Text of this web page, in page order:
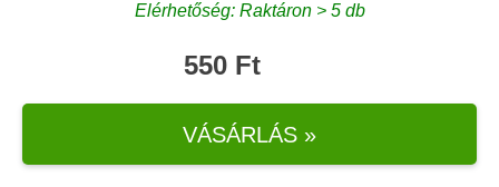
Elérhetőség: Raktáron > 5 db
550 Ft
VÁSÁRLÁS »